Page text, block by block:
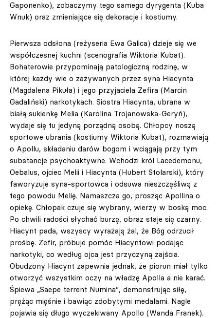
Gaponenko), zobaczymy tego samego dyrygenta (Kuba
Wnuk) oraz zmieniające się dekoracje i kostiumy.
Pierwsza odsłona (reżyseria Ewa Galica) dzieje się we
współczesnej kuchni (scenografia Wiktoria Kubat).
Bohaterowie przypominają patologiczną rodzinę, w
której każdy wie o zażywanych przez syna Hiacynta
(Magdalena Pikuła) i jego przyjaciela Zefira (Marcin
Gadaliński) narkotykach. Siostra Hiacynta, ubrana w
białą sukienkę Melia (Karolina Trojanowska-Geryń),
wydaje się tu jedyną porządną osobą. Chłopcy noszą
sportowe ubrania (kostiumy Wiktoria Kubat), rozmawiają
o Apollu, składaniu darów bogom i wciągają przy tym
substancje psychoaktywne. Wchodzi król Lacedemonu,
Oebalus, ojciec Melii i Hiacynta (Hubert Stolarski), który
faworyzuje syna-sportowca i odsuwa nieszczęśliwą z
tego powodu Melię. Namaszcza go, prosząc Apollina o
opiekę. Chłopak czuje się wybrany, wierzy w boską moc.
Po chwili radości słychać burzę, obraz staje się czarny.
Hiacynt pada, wszyscy wyrażają żal, że Bóg odrzucił
prośbę. Zefir, próbuje pomóc Hiacyntowi podając
narkotyki, co według ojca jest przyczyną zajścia.
Obudzony Hiacynt zapewnia jednak, że piorun miał tylko
otworzyć wszystkim oczy na władzę Apolla a nie karać.
Śpiewa „Saepe terrent Numina”, demonstrując siłę,
prężąc mięśnie i bawiąc zdobytymi medalami. Nagle
pojawia się długo wyczekiwany Apollo (Wanda Franek).